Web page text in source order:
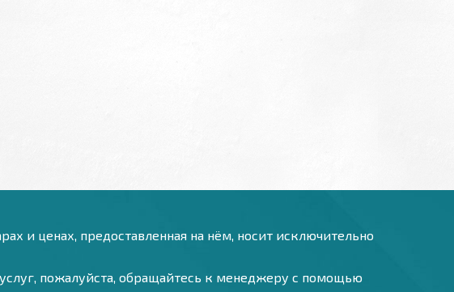
и ценах, предоставленная на нём, носит исключительно
пожалуйста, обращайтесь к менеджеру с помощью